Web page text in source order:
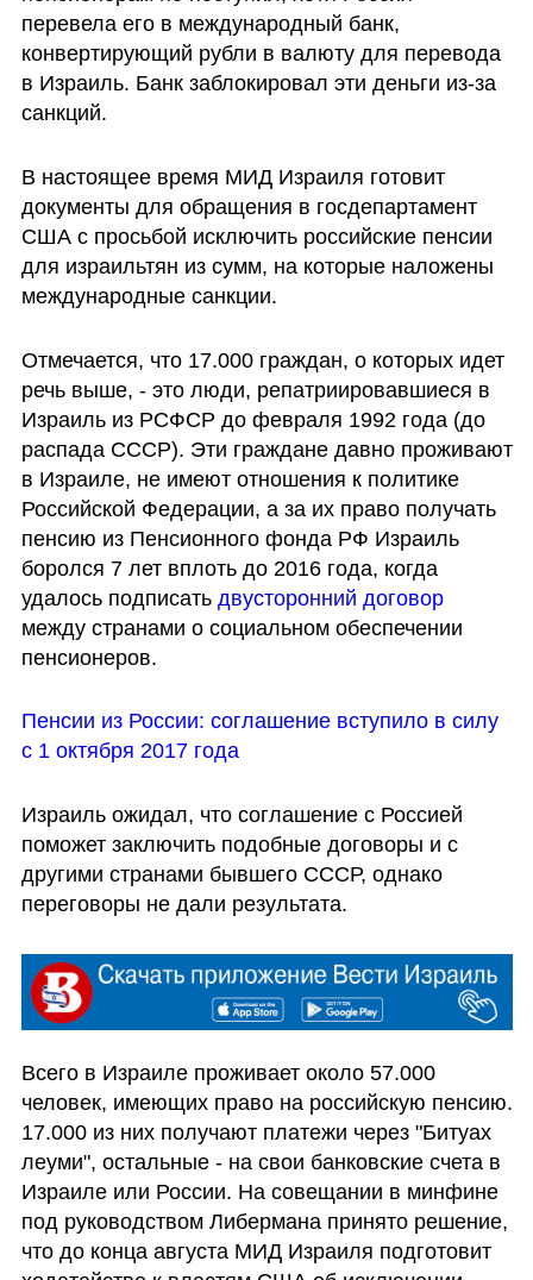
перевела его в международный банк,
конвертирующий рубли в валюту для перевода
в Израиль. Банк заблокировал эти деньги из-за
санкций.
В настоящее время МИД Израиля готовит
документы для обращения в госдепартамент
США с просьбой исключить российские пенсии
для израильтян из сумм, на которые наложены
международные санкции.
Отмечается, что 17.000 граждан, о которых идет
речь выше, - это люди, репатриировавшиеся в
Израиль из РСФСР до февраля 1992 года (до
распада СССР). Эти граждане давно проживают
в Израиле, не имеют отношения к политике
Российской Федерации, а за их право получать
пенсию из Пенсионного фонда РФ Израиль
боролся 7 лет вплоть до 2016 года, когда
удалось подписать
двусторонний договор
между странами о социальном обеспечении
пенсионеров.
Пенсии из России: соглашение вступило в силу
с 1 октября 2017 года
Израиль ожидал, что соглашение с Россией
поможет заключить подобные договоры и с
другими странами бывшего СССР, однако
переговоры не дали результата.
Всего в Израиле проживает около 57.000
человек, имеющих право на российскую пенсию.
17.000 из них получают платежи через "Битуах
леуми", остальные - на свои банковские счета в
Израиле или России. На совещании в минфине
под руководством Либермана принято решение,
что до конца августа МИД Израиля подготовит